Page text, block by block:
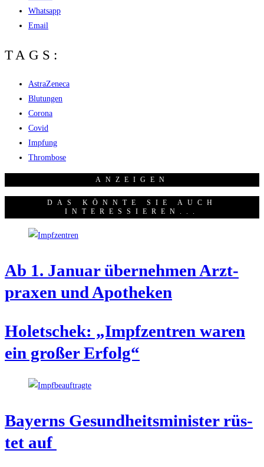
Whatsapp
Email
TAGS:
AstraZeneca
Blutungen
Corona
Covid
Impfung
Thrombose
ANZEI­GEN
DAS KÖNNTE SIE AUCH
INTERESSIEREN...
Ab 1. Janu­ar über­neh­men Arzt­
pra­xen und Apotheken
Holet­schek: „Impf­zen­tren waren
ein gro­ßer Erfolg“
Bay­erns Gesund­heits­mi­nis­ter rüs­
tet auf